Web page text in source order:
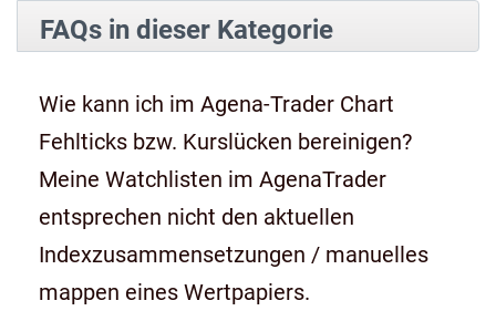
FAQs in dieser Kategorie
Wie kann ich im Agena-Trader Chart
Fehlticks bzw. Kurslücken bereinigen?
Meine Watchlisten im AgenaTrader
entsprechen nicht den aktuellen
Indexzusammensetzungen / manuelles
mappen eines Wertpapiers.